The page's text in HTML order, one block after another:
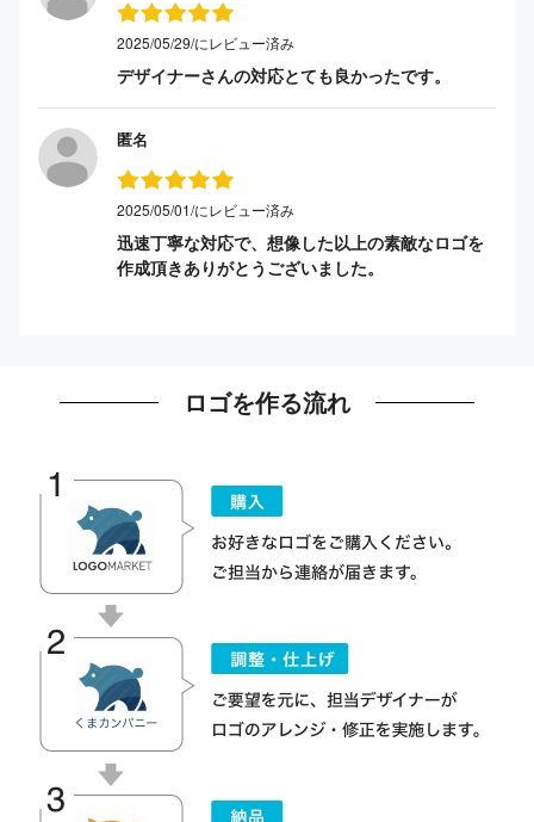
2025/05/29/にレビュー済み
デザイナーさんの対応とても良かったです。
匿名
2025/05/01/にレビュー済み
迅速丁寧な対応で、想像した以上の素敵なロゴを
作成頂きありがとうございました。
ロゴを作る流れ